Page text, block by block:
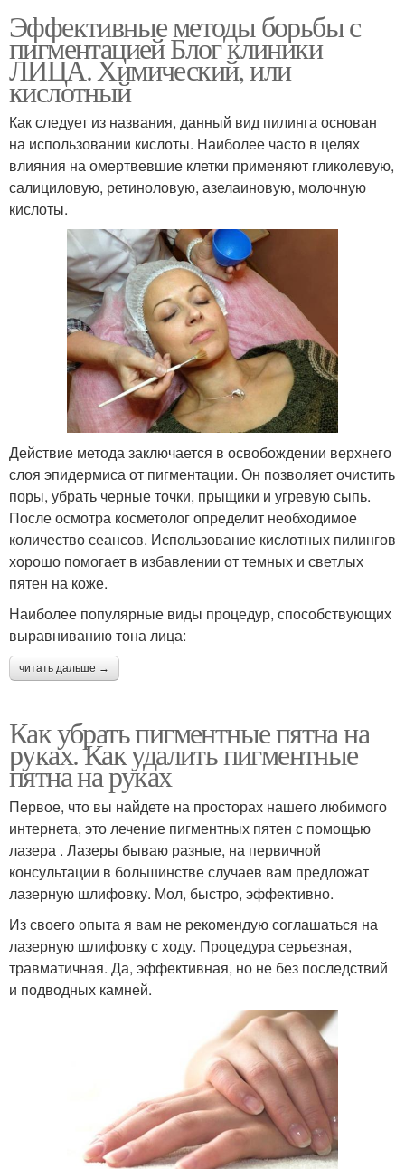
Эффективные методы борьбы с
пигментацией Блог клиники
ЛИЦА. Химический, или
кислотный
Как следует из названия, данный вид пилинга основан
на использовании кислоты. Наиболее часто в целях
влияния на омертвевшие клетки применяют гликолевую,
салициловую, ретиноловую, азелаиновую, молочную
кислоты.
Действие метода заключается в освобождении верхнего
слоя эпидермиса от пигментации. Он позволяет очистить
поры, убрать черные точки, прыщики и угревую сыпь.
После осмотра косметолог определит необходимое
количество сеансов. Использование кислотных пилингов
хорошо помогает в избавлении от темных и светлых
пятен на коже.
Наиболее популярные виды процедур, способствующих
выравниванию тона лица:
читать дальше →
Как убрать пигментные пятна на
руках. Как удалить пигментные
пятна на руках
Первое, что вы найдете на просторах нашего любимого
интернета, это лечение пигментных пятен с помощью
лазера . Лазеры бываю разные, на первичной
консультации в большинстве случаев вам предложат
лазерную шлифовку. Мол, быстро, эффективно.
Из своего опыта я вам не рекомендую соглашаться на
лазерную шлифовку с ходу. Процедура серьезная,
травматичная. Да, эффективная, но не без последствий
и подводных камней.